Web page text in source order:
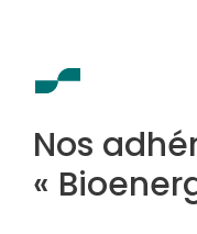
Nos
«